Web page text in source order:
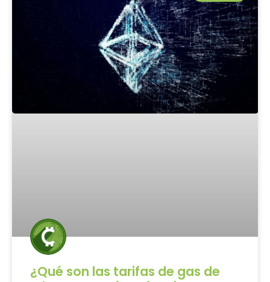
¿Qué son las tarifas de gas de